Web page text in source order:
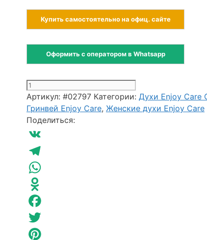
Купить самостоятельно на офиц. сайте
Оформить с оператором в Whatsapp
Количество
товара
Духи
женские
EC
172
Greenway
Enjoy
Care
Артикул: #02797 Категории: Духи Enjoy Care
Гринвей Enjoy Care, Женские духи Enjoy Care
Поделиться:
VK
Telegram
WhatsApp
Odnoklassniki
Facebook
Twitter